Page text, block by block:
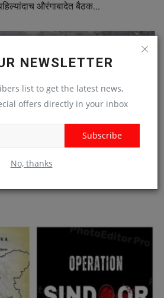
NEWSLETTER
list to get the latest news,
offers directly in your inbox
Subscribe
No, thanks
औरंगाबादेत बैठक...